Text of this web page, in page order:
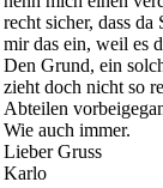
recht sicher, dass
mir das ein, weil es
Den Grund, ein
zieht doch nicht so
Abteilen
Wie auch immer.
Lieber Gruss
Karlo